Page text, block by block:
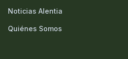
Noticias Alentia
Quiénes Somos